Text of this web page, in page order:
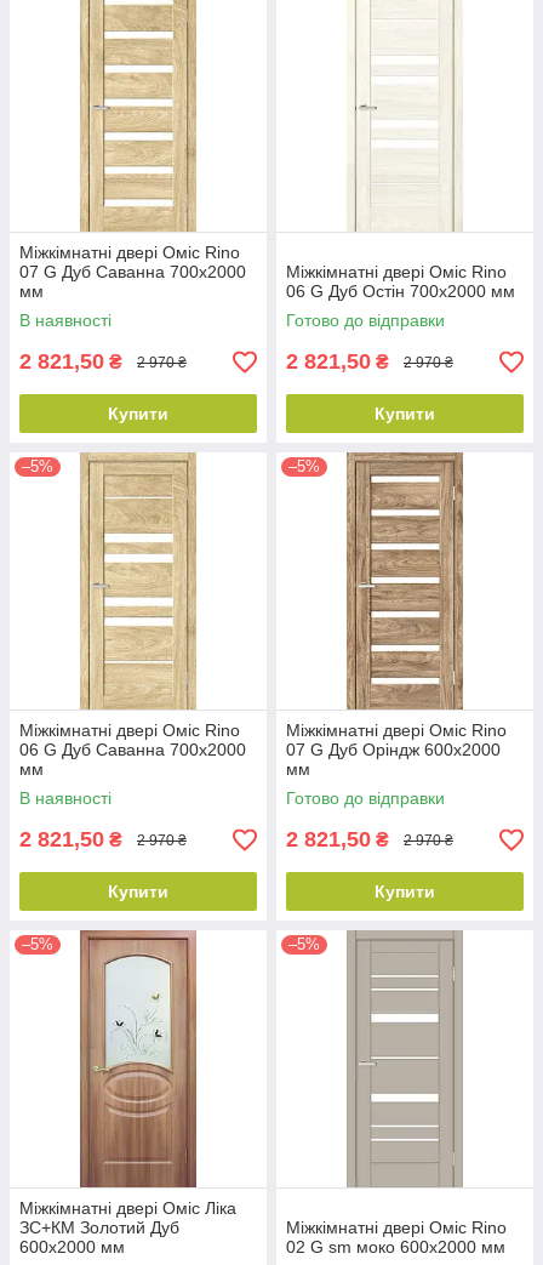
Міжкімнатні двері Оміс Rino
07 G Дуб Саванна 700х2000
мм
В наявності
2 821,50 ₴ 2 970 ₴
Купити
Міжкімнатні двері Оміс Rino
06 G Дуб Остін 700х2000 мм
Готово до відправки
2 821,50 ₴ 2 970 ₴
Купити
–5%
Міжкімнатні двері Оміс Rino
06 G Дуб Саванна 700х2000
мм
В наявності
2 821,50 ₴ 2 970 ₴
Купити
–5%
Міжкімнатні двері Оміс Rino
07 G Дуб Оріндж 600х2000
мм
Готово до відправки
2 821,50 ₴ 2 970 ₴
Купити
–5%
Міжкімнатні двері Оміс Ліка
ЗС+КМ Золотий Дуб
600х2000 мм
–5%
Міжкімнатні двері Оміс Rino
02 G sm моко 600х2000 мм